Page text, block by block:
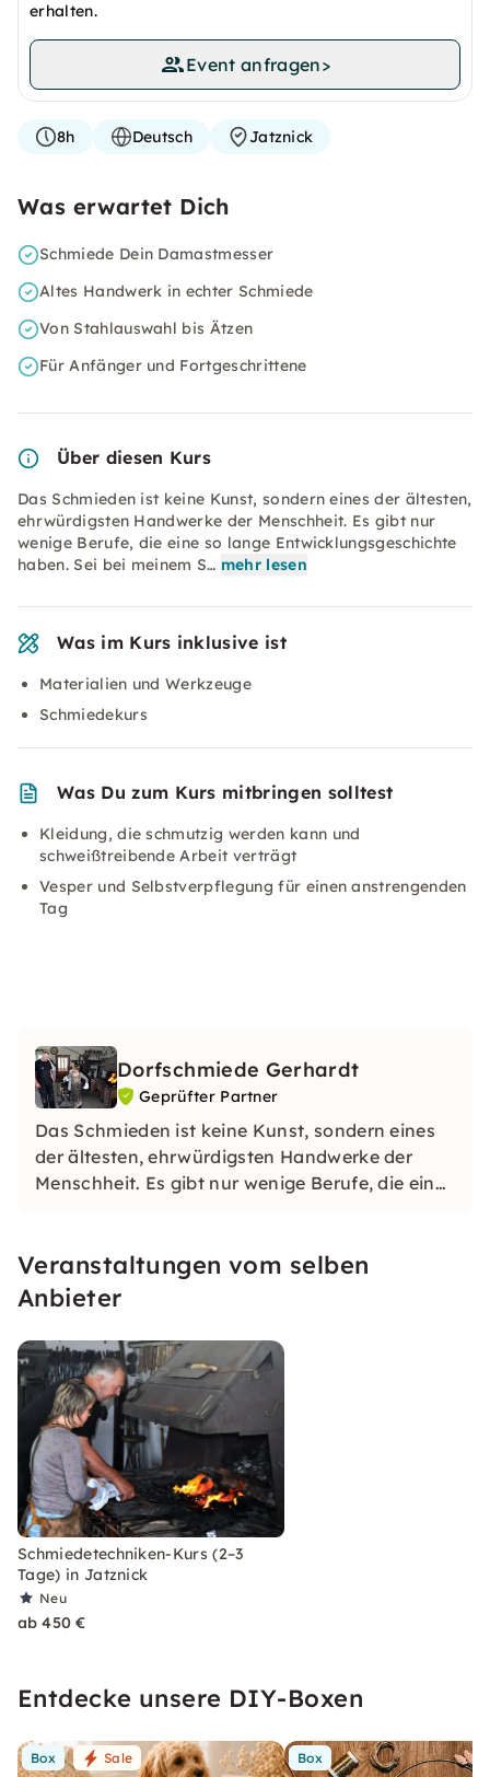
erhalten.
Event anfragen>
8h Deutsch Jatznick
Was erwartet Dich
Schmiede Dein Damastmesser
Altes Handwerk in echter Schmiede
Von Stahlauswahl bis Ätzen
Für Anfänger und Fortgeschrittene
Über diesen Kurs
Das Schmieden ist keine Kunst, sondern eines der ältesten,
ehrwürdigsten Handwerke der Menschheit. Es gibt nur
wenige Berufe, die eine so lange Entwicklungsgeschichte
haben. Sei bei meinem S… mehr lesen
Was im Kurs inklusive ist
Materialien und Werkzeuge
Schmiedekurs
Was Du zum Kurs mitbringen solltest
Kleidung, die schmutzig werden kann und
schweißtreibende Arbeit verträgt
Vesper und Selbstverpflegung für einen anstrengenden
Tag
Dorfschmiede Gerhardt
Geprüfter Partner
Das Schmieden ist keine Kunst, sondern eines
der ältesten, ehrwürdigsten Handwerke der
Menschheit. Es gibt nur wenige Berufe, die eine
Beruf des Schmiedes geboren.
Veranstaltungen vom selben
Anbieter
Schmiedetechniken-Kurs (2–3
Tage) in Jatznick
Neu
ab 450 €
Entdecke unsere DIY-Boxen
Box Sale Box